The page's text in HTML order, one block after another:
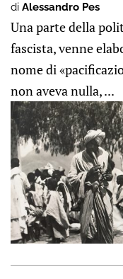
di Alessandro Pes
Una parte della
fascista, venne
nome di
non aveva nulla, ...